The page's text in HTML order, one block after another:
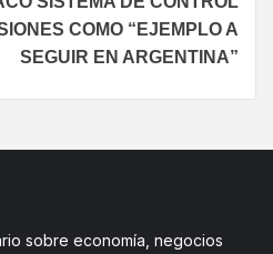
COMO “EJEMPLO A
SEGUIR EN ARGENTINA”
sobre economía, negocios